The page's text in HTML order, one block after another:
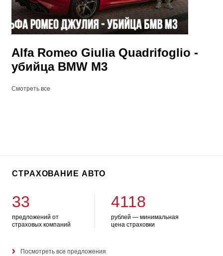
Alfa Romeo Giulia Quadrifoglio -
убийца BMW M3
Смотреть все
СТРАХОВАНИЕ АВТО
33
предложений от
страховых компаний
4118
рублей — минимальная
цена страховки
Посмотреть все предложения